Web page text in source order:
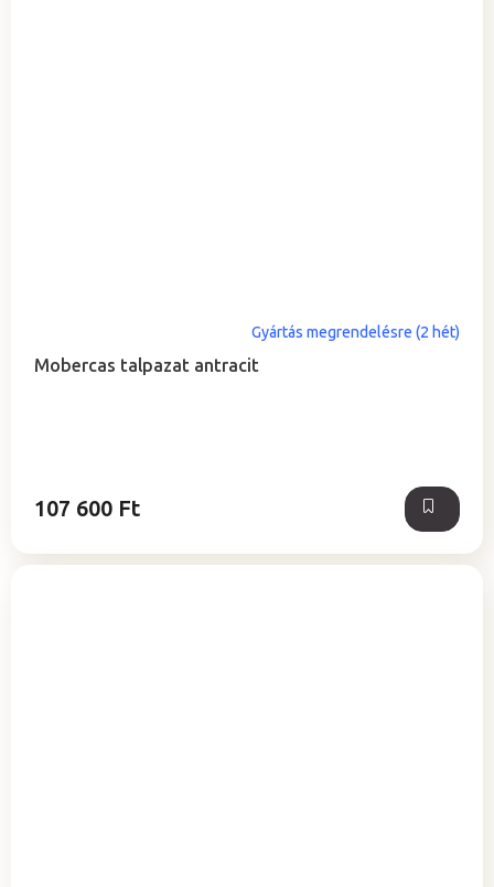
Mobercas talpazat antracit
Gyártás megrendelésre (2 hét)
107 600 Ft